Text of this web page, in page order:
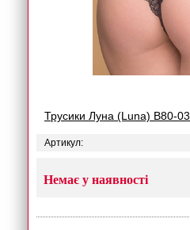
Трусики Луна (Luna) B80-03
Артикул:
Немає у наявності